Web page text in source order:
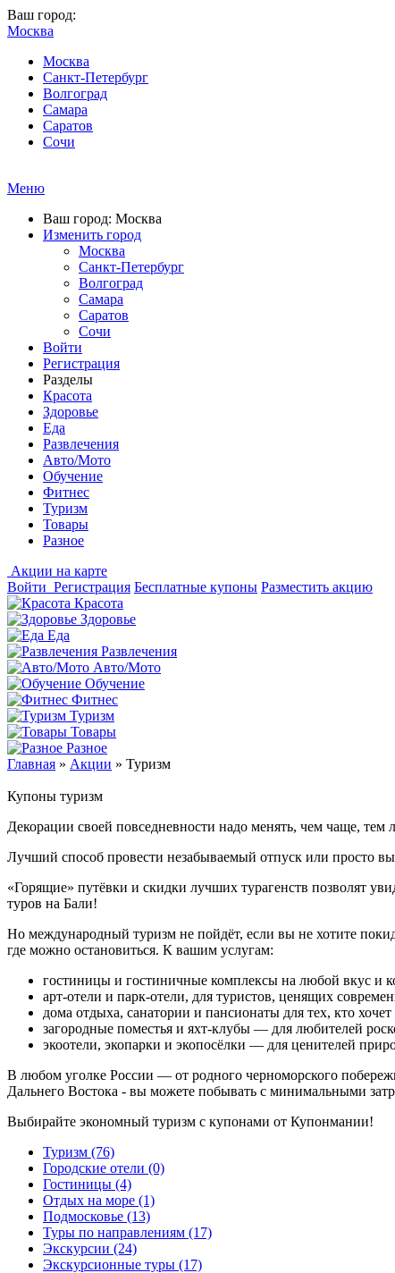
Ваш город:
Москва
Москва
Санкт-Петербург
Волгоград
Самара
Саратов
Сочи
Меню
Ваш город: Москва
Изменить город
Москва
Санкт-Петербург
Волгоград
Самара
Саратов
Сочи
Войти
Регистрация
Разделы
Красота
Здоровье
Еда
Развлечения
Авто/Мото
Обучение
Фитнес
Туризм
Товары
Разное
Акции на карте
Войти Регистрация Бесплатные купоны Разместить акцию
Красота
Здоровье
Еда
Развлечения
Авто/Мото
Обучение
Фитнес
Туризм
Товары
Разное
Главная » Акции » Туризм
Купоны туризм
Декорации своей повседневности надо менять, чем чаще,
Лучший способ провести незабываемый отпуск или просто
«Горящие» путёвки и скидки лучших турагенств позволят
туров на Бали!
Но международный туризм не пойдёт, если вы не хотите
где можно остановиться. К вашим услугам:
гостиницы и гостиничные комплексы на любой вкус и
арт-отели и парк-отели, для туристов, ценящих
дома отдыха, санатории и пансионаты для тех, кто
загородные поместья и яхт-клубы — для любителей
экоотели, экопарки и экопосёлки — для ценителей
В любом уголке России — от родного черноморского
Дальнего Востока - вы можете побывать с минимальными
Выбирайте экономный туризм с купонами от Купонмании!
Туризм (76)
Городские отели (0)
Гостиницы (4)
Отдых на море (1)
Подмосковье (13)
Туры по направлениям (17)
Экскурсии (24)
Экскурсионные туры (17)